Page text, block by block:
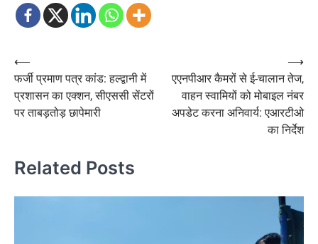
Post
navigation
⟵
फर्जी प्रमाण पत्र कांड: हल्द्वानी में
प्रशासन का एक्शन, सीएससी सेंटरों
पर ताबड़तोड़ छापेमारी
एएनपीआर कैमरों से ई-चालान तेज,
वाहन स्वामियों को मोबाइल नंबर
अपडेट करना अनिवार्य: एआरटीओ
का निर्देश
⟶
Related Posts